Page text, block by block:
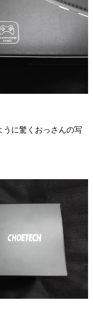
に驚くおっさんの写